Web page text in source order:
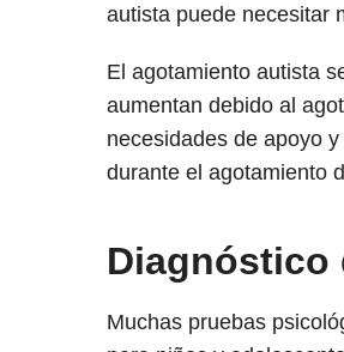
autista puede necesitar
El agotamiento autista
aumentan debido al
necesidades de apoyo
durante el agotamiento
Diagnóstico
Muchas pruebas